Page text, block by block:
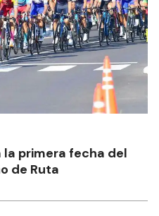
la primera fecha del
de Ruta